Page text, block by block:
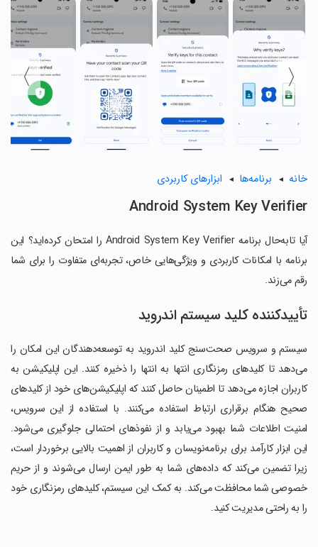
〈
〉
خانه برنامه‌ها ابزارهای کاربردی
Android System Key Verifier
آیا تابه‌حال برنامه Android System Key Verifier را امتحان کرده‌اید؟ این
برنامه با امکانات کاربردی و ویژگی‌هایی خاص، تجربه‌ای متفاوت را برای شما
رقم می‌زند.
تأیید‌کننده کلید سیستم اندروید
سیستم و سرویس صحت‌سنج کلید اندروید به توسعه‌دهندگان این امکان را
می‌دهد تا کلیدهای رمزنگاری انتها به انتها را ذخیره کنند. این اپلیکیشن به
کاربران اجازه می‌دهد تا اطمینان حاصل کنند که اپلیکیشن‌های خود از کلیدهای
صحیح هنگام برقراری ارتباط استفاده می‌کنند. با استفاده از این سرویس،
امنیت اطلاعات شما بهبود می‌یابد و از نفوذهای احتمالی جلوگیری می‌شود.
این ابزار کارآمد برای برنامه‌نویسان و کاربران از اهمیت بالایی برخوردار است،
زیرا تضمین می‌کند که داده‌های شما به طور ایمن ارسال می‌شوند و از حریم
خصوصی شما محافظت می‌کند. به کمک این سیستم، کلیدهای رمزنگاری خود
را به راحتی مدیریت کنید.